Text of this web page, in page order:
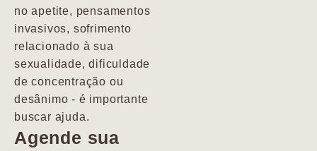
no apetite, pensamentos
invasivos, sofrimento
relacionado à sua
sexualidade, dificuldade
de concentração ou
desânimo - é importante
buscar ajuda.
Agende sua